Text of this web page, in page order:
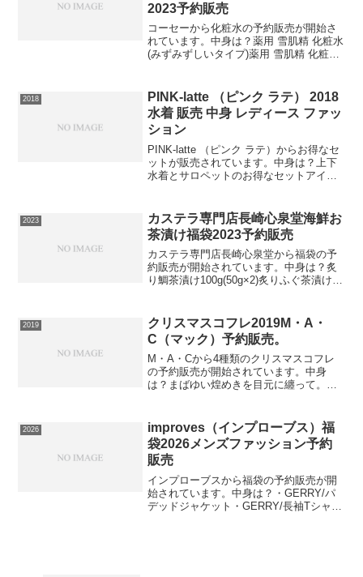
2023予約販売
コーセーから化粧水の予約販売が開始さ
れています。中身は？薬用 雪肌精 化粧水
(みずみずしいタイプ)薬用 雪肌精 化粧水
みずしい透明感。雪の肌をかなえる薬用
化...
2018
PINK-latte （ピンク ラテ） 2018
水着 販売 中身 レディース ファッ
ション
PINK-latte （ピンク ラテ）からお得なセ
ットが販売されています。中身は？上下
水着とサロペットのお得なセットアイテ
囲気携帯用のナップザックがセットにな
っているの...
2023
カステラ専門店長崎心泉堂海鮮お
茶漬け福袋2023予約販売
カステラ専門店長崎心泉堂から福袋の予
約販売が開始されています。中身は？炙
り鯛茶漬け100g(50g×2)炙りふぐ茶漬け
⇒お茶漬けの在庫確認をしてみる必ず...
2019
クリスマスコフレ2019M・A・
C（マック）予約販売。
M・A・Cから4種類のクリスマスコフレ
の予約販売が開始されています。中身
は？まばゆい煌めきを目元に纏って。華
ション アイシャドウで、目元に艶めく輝
きをオン。リキッドラス...
2026
improves（インプローブス）福
袋2026メンズファッション予約
販売
インプローブスから福袋の予約販売が開
始されています。中身は？・GERRY/パ
デッドジャケット・GERRY/長袖Tシャ